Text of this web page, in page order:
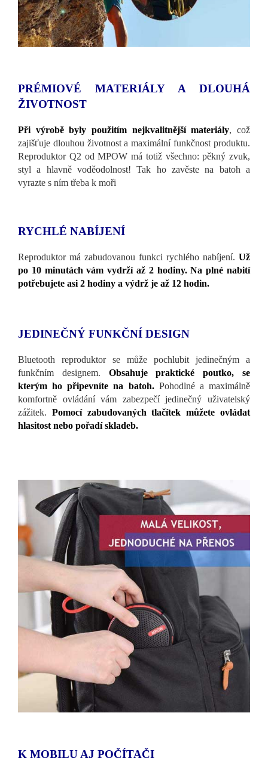
PRÉMIOVÉ MATERIÁLY A DLOUHÁ
ŽIVOTNOST
Při výrobě byly použitím nejkvalitnější materiály, což
zajišťuje dlouhou životnost a maximální funkčnost produktu.
Reproduktor Q2 od MPOW má totiž všechno: pěkný zvuk,
styl a hlavně voděodolnost! Tak ho zavěste na batoh a
vyrazte s ním třeba k moři
RYCHLÉ NABÍJENÍ
Reproduktor má zabudovanou funkci rychlého nabíjení. Už
po 10 minutách vám vydrží až 2 hodiny. Na plné nabití
potřebujete asi 2 hodiny a výdrž je až 12 hodin.
JEDINEČNÝ FUNKČNÍ DESIGN
Bluetooth reproduktor se může pochlubit jedinečným a
funkčním designem. Obsahuje praktické poutko, se
kterým ho připevníte na batoh.Pohodlné a maximálně
komfortně ovládání vám zabezpečí jedinečný uživatelský
zážitek. Pomocí zabudovaných tlačítek můžete ovládat
hlasitost nebo pořadí skladeb.
K MOBILU AJ POČÍTAČI